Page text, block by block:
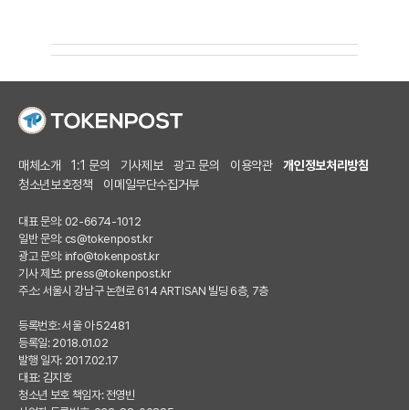
매체소개 1:1 문의 기사제보 광고 문의 이용약관
개인정보처리방침
청소년보호정책
이메일무단수집거부
대표 문의: 02-6674-1012
일반 문의: cs@tokenpost.kr
광고 문의: info@tokenpost.kr
기사 제보: press@tokenpost.kr
주소: 서울시 강남구 논현로 614 ARTISAN 빌딩 6층, 7층
등록번호: 서울 아 52481
등록일: 2018.01.02
발행 일자: 2017.02.17
대표: 김지호
청소년 보호 책임자: 전영빈